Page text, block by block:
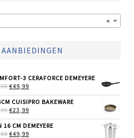
×
3 CERAFORCE DEMEYERE
OORSPRONKELIJKE
WAS:
€59,00.
€49,99
IS:
CUISIPRO BAKEWARE
OORSPRONKELIJKE
WAS:
€29,99.
€23,99
IS:
16 CM DEMEYERE
OORSPRONKELIJKE
€49,99